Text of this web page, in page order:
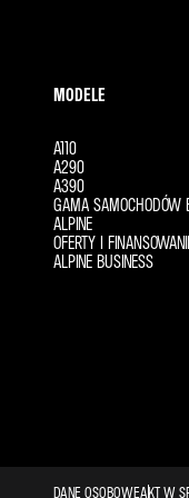
MODELE
A110
A290
A390
GAMA SAMOCHODÓW
ALPINE
OFERTY I
ALPINE BUSINESS
DANE OSOBOWEAKT W